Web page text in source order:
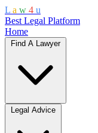
L a w 4 u
Best Legal Platform
Home
Find A Lawyer
Legal Advice